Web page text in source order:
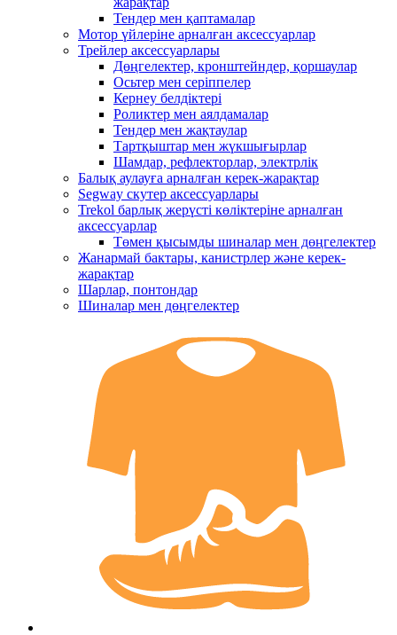
Тендер мен қаптамалар
Мотор үйлеріне арналған аксессуарлар
Трейлер аксессуарлары
Дөңгелектер, кронштейндер, қоршаулар
Осьтер мен серіппелер
Кернеу белдіктері
Роликтер мен аялдамалар
Тендер мен жақтаулар
Тартқыштар мен жүкшығырлар
Шамдар, рефлекторлар, электрлік
Балық аулауға арналған керек-жарақтар
Segway скутер аксессуарлары
Trekol барлық жерүсті көліктеріне арналған
аксессуарлар
Төмен қысымды шиналар мен дөңгелектер
Жанармай бактары, канистрлер және керек-
жарақтар
Шарлар, понтондар
Шиналар мен дөңгелектер